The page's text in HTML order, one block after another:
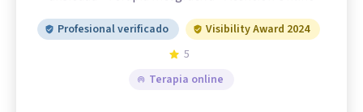
Profesional verificado
Visibility Award 2024
5
Terapia online